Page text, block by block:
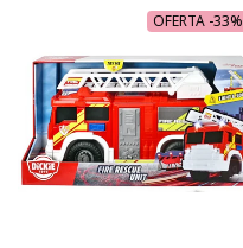
OFERTA -33%